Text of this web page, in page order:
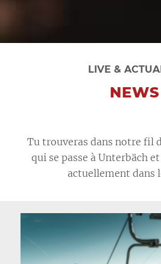
LIVE &
NEWS
Tu trouveras dans notre fil
qui se passe à Unterbäch
actuellement dans